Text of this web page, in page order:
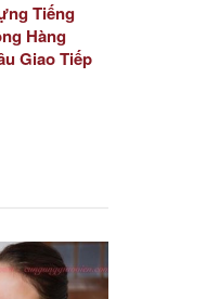
Tiếng
Hàng
Giao Tiếp